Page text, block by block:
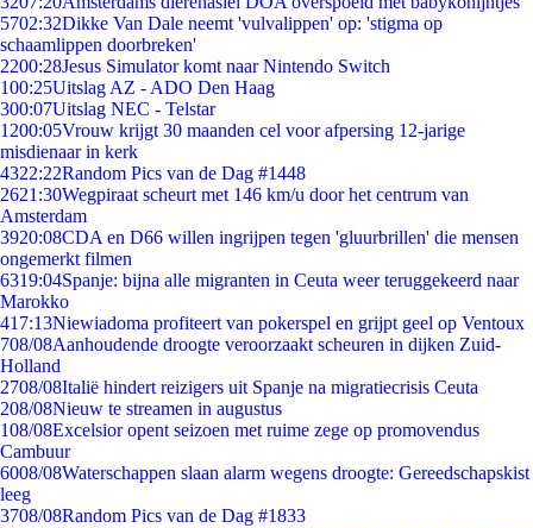
5702:32Dikke Van Dale neemt 'vulvalippen' op: 'stigma op
schaamlippen doorbreken'
2200:28Jesus Simulator komt naar Nintendo Switch
100:25Uitslag AZ - ADO Den Haag
300:07Uitslag NEC - Telstar
1200:05Vrouw krijgt 30 maanden cel voor afpersing 12-jarige
misdienaar in kerk
4322:22Random Pics van de Dag #1448
2621:30Wegpiraat scheurt met 146 km/u door het centrum van
Amsterdam
3920:08CDA en D66 willen ingrijpen tegen 'gluurbrillen' die mensen
ongemerkt filmen
6319:04Spanje: bijna alle migranten in Ceuta weer teruggekeerd naar
Marokko
417:13Niewiadoma profiteert van pokerspel en grijpt geel op Ventoux
708/08Aanhoudende droogte veroorzaakt scheuren in dijken Zuid-
Holland
2708/08Italië hindert reizigers uit Spanje na migratiecrisis Ceuta
208/08Nieuw te streamen in augustus
108/08Excelsior opent seizoen met ruime zege op promovendus
Cambuur
6008/08Waterschappen slaan alarm wegens droogte: Gereedschapskist
leeg
3708/08Random Pics van de Dag #1833